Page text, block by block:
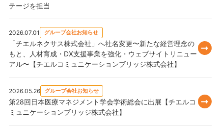
テージを担当
2026.07.01 グループ会社お知らせ
「チエルネクサス株式会社」へ社名変更〜新たな経営理念の
もと、人材育成・DX支援事業を強化・ウェブサイトリニュー
アル〜【チエルコミュニケーションブリッジ株式会社】
2026.05.26 グループ会社お知らせ
第28回日本医療マネジメント学会学術総会に出展【チエルコ
ミュニケーションブリッジ株式会社】